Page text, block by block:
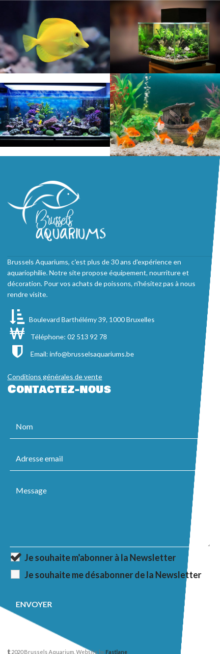
Brussels Aquariums, c'est plus de 30 ans d'expérience en
aquariophilie. Notre site propose équipement, nourriture et
décoration. Pour vos achats de poissons, n'hésitez pas à nous
rendre visite.
Boulevard Barthélémy 39, 1000 Bruxelles
Téléphone: 02 513 92 78
Email: info@brusselsaquariums.be
Conditions générales de vente
Contactez-nous
Je souhaite m'abonner à la Newsletter
Je souhaite me désabonner de la Newsletter
2020 Brussels Aquarium. Website byFastlane